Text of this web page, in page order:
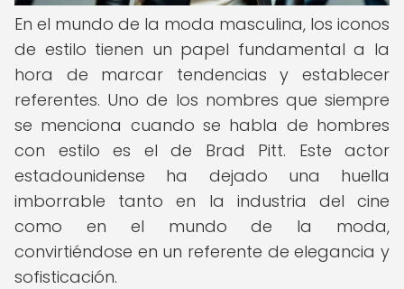
En el mundo de la moda masculina, los iconos
de estilo tienen un papel fundamental a la
hora de marcar tendencias y establecer
referentes. Uno de los nombres que siempre
se menciona cuando se habla de hombres
con estilo es el de Brad Pitt. Este actor
estadounidense ha dejado una huella
imborrable tanto en la industria del cine
como en el mundo de la moda,
convirtiéndose en un referente de elegancia y
sofisticación.